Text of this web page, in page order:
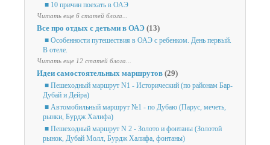
■ 10 причин поехать в ОАЭ
Читать еще 6 статей блога...
Все про отдых с детьми в ОАЭ (13)
■ Особенности путешествия в ОАЭ с ребенком. День первый.
В отеле.
Читать еще 12 статей блога...
Идеи самостоятельных маршрутов (29)
■ Пешеходный маршрут N1 - Исторический (по районам Бар-
Дубай и Дейра)
■ Автомобильный маршрут №1 - по Дубаю (Парус, мечеть,
рынки, Бурдж Халифа)
■ Пешеходный маршрут N 2 - Золото и фонтаны (Золотой
рынок, Дубай Молл, Бурдж Халифа, фонтаны)